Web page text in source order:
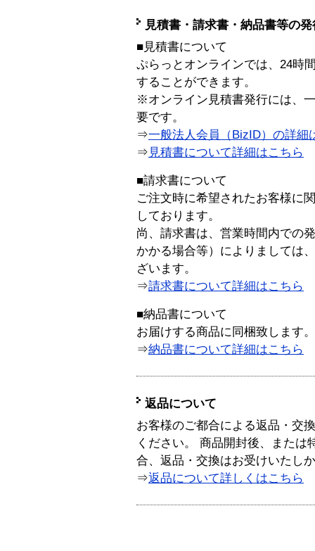
見積書・請求書・納品書等の
■見積書について
ぷらっとオンラインでは、24時
することができます。
※オンライン見積書発行には、
要です。
⇒一般法人会員（BizID）の詳細
⇒ 見積書について詳細はこちら
■請求書について
ご注文時に希望されたお客様に
しております。
尚、請求書は、営業時間内での
かかる場合等）によりましては
ざいます。
⇒請求書について詳細はこちら
■納品書について
お届けする商品に同梱致します。
⇒納品書について詳細はこちら
返品について
お客様のご都合による返品・交
ください。 商品開封後、または
合、返品・交換はお受けいたし
⇒返品について詳しくはこちら